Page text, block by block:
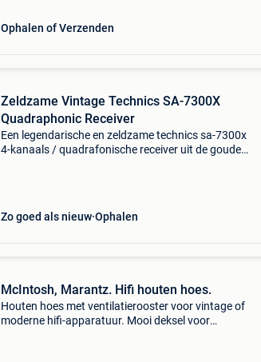
Ophalen of Verzenden
Zeldzame Vintage Technics SA-7300X
Quadraphonic Receiver
Een legendarische en zeldzame technics sa-7300x
4-kanaals / quadrafonische receiver uit de gouden
Zo goed als nieuw Ophalen
McIntosh, Marantz. Hifi houten hoes.
Houten hoes met ventilatierooster voor vintage of
moderne hifi-apparatuur. Mooi deksel voor